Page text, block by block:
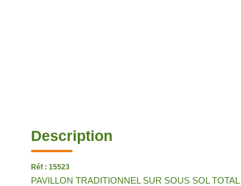
Description
Réf : 15523
PAVILLON TRADITIONNEL SUR SOUS SOL TOTAL